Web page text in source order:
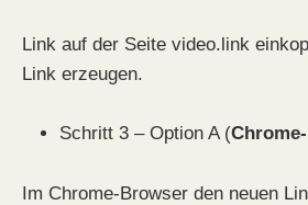
Link auf der Seite video.link
Link erzeugen.
Schritt 3 – Option A (
Im Chrome-Browser den neuen